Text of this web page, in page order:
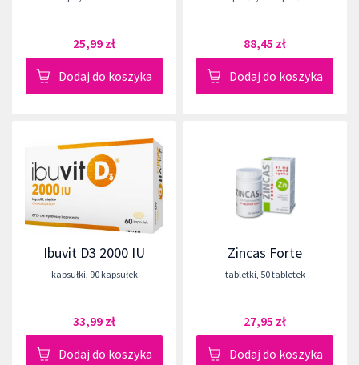
25,99 zł
Dodaj do koszyka
88,45 zł
Dodaj do koszyka
Ibuvit D3 2000 IU
kapsułki, 90 kapsułek
33,99 zł
Dodaj do koszyka
Zincas Forte
tabletki, 50 tabletek
27,95 zł
Dodaj do koszyka